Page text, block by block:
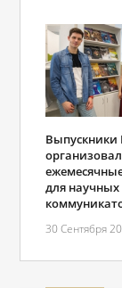
для научных
30 Сентября